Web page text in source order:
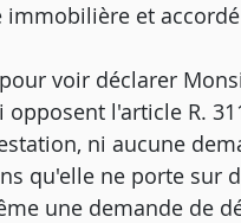
immobilière et
pour voir déclarer
l'article R.
ni aucune
qu'elle ne porte sur
une demande de